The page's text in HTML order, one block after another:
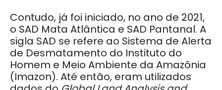
Contudo, já foi iniciado, no ano de 2021,
o SAD Mata Atlântica e SAD Pantanal. A
sigla SAD se refere ao Sistema de Alerta
de Desmatamento do Instituto do
Homem e Meio Ambiente da Amazônia
(Imazon). Até então, eram utilizados